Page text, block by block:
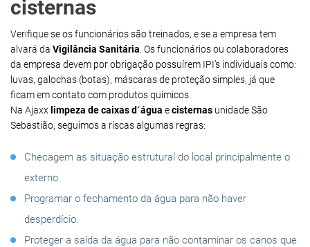
cisternas
Verifique se os funcionários são treinados, e se a empresa tem
alvará da Vigilância Sanitária . Os funcionários ou colaboradores
da empresa devem por obrigação possuírem IPI’s individuais como:
luvas, galochas (botas), máscaras de proteção simples, já que
ficam em contato com produtos químicos.
Na Ajaxx limpeza de caixas d´água ecisternas unidade São
Sebastião, seguimos a riscas algumas regras:
Checagem as situação estrutural do local principalmente o
externo.
Programar o fechamento da água para não haver
desperdício.
Proteger a saída da água para não contaminar os canos que